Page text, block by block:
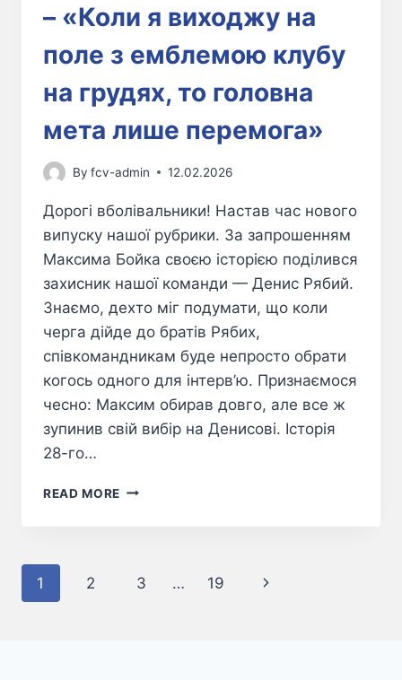
– «Коли я виходжу на
поле з емблемою клубу
на грудях, то головна
мета лише перемога»
By fcv-admin 12.02.2026
Дорогі вболівальники! Настав час нового
випуску нашої рубрики. За запрошенням
Максима Бойка своєю історією поділився
захисник нашої команди — Денис Рябий.
Знаємо, дехто міг подумати, що коли
черга дійде до братів Рябих,
співкомандникам буде непросто обрати
когось одного для інтерв’ю. Признаємося
чесно: Максим обирав довго, але все ж
зупинив свій вибір на Денисові. Історія
28-го…
READ MORE
Page
1 2 3 … 19